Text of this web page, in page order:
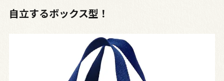
自立するボックス型！